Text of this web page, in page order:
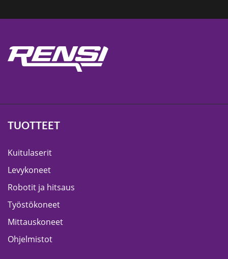
TUOTTEET
Kuitulaserit
Levykoneet
Robotit ja hitsaus
Työstökoneet
Mittauskoneet
Ohjelmistot